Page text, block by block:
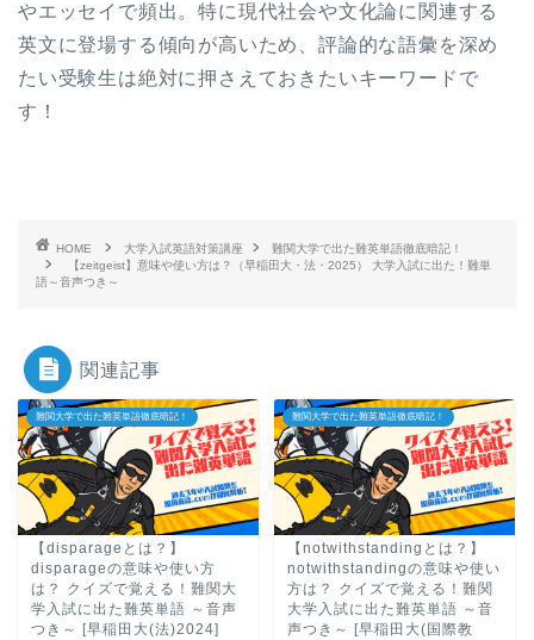
やエッセイで頻出。特に現代社会や文化論に関連する
英文に登場する傾向が高いため、評論的な語彙を深め
たい受験生は絶対に押さえておきたいキーワードで
す！
HOME 大学入試英語対策講座
難関大学で出た難英単語徹底暗記！
【zeitgeist】意味や使い方は？（早稲田大・法・2025） 大学入試に出た！難単
語～音声つき～
関連記事
難関大学で出た難英単語徹底暗記！
【disparageとは？】
disparageの意味や使い方
は？ クイズで覚える！難関大
学入試に出た難英単語 ～音声
つき～ [早稲田大(法)2024]
難関大学で出た難英単語徹底暗記！
【notwithstandingとは？】
notwithstandingの意味や使い
方は？ クイズで覚える！難関
大学入試に出た難英単語 ～音
声つき～ [早稲田大(国際教